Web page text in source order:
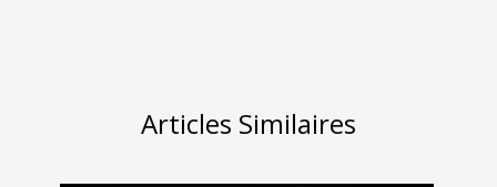
Articles Similaires